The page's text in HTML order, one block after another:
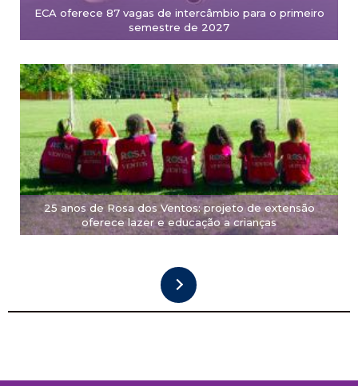
ECA oferece 87 vagas de intercâmbio para o primeiro
semestre de 2027
25 anos de Rosa dos Ventos: projeto de extensão
oferece lazer e educação a crianças